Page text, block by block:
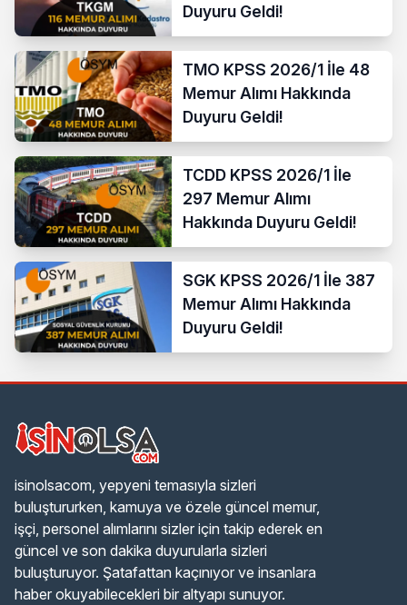
Duyuru Geldi!
TMO KPSS 2026/1 İle 48
Memur Alımı Hakkında
Duyuru Geldi!
TCDD KPSS 2026/1 İle
297 Memur Alımı
Hakkında Duyuru Geldi!
SGK KPSS 2026/1 İle 387
Memur Alımı Hakkında
Duyuru Geldi!
isinolsacom, yepyeni temasıyla sizleri
buluştururken, kamuya ve özele güncel memur,
işçi, personel alımlarını sizler için takip ederek en
güncel ve son dakika duyurularla sizleri
buluşturuyor. Şatafattan kaçınıyor ve insanlara
haber okuyabilecekleri bir altyapı sunuyor.